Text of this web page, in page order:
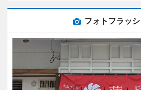
フォトフラッ